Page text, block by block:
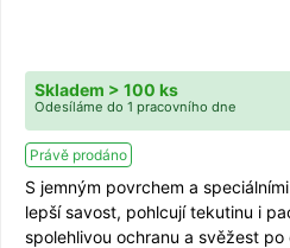
Skladem > 100 ks
Odesíláme do 1 pracovního dne
Právě prodáno
S jemným povrchem a
lepší savost, pohlcují tekutinu i
spolehlivou ochranu a svěžest